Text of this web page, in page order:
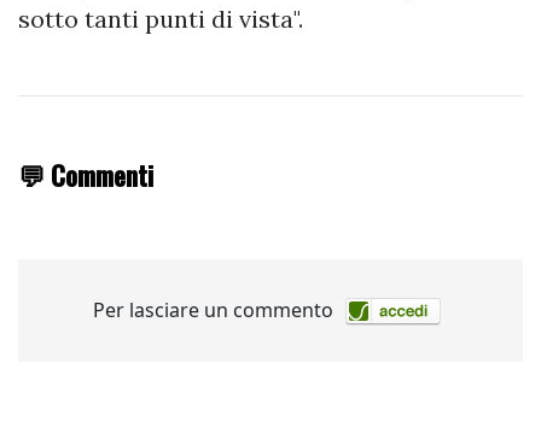
sotto tanti punti di vista".
💬 Commenti